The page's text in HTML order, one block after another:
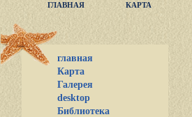
ГЛАВНАЯ КАРТА
главная
Карта
Галерея
desktop
Библиотека